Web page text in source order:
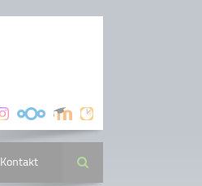
Kontakt Suche